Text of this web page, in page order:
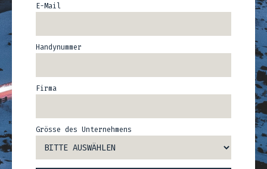
E-Mail
Handynummer
Firma
Grösse des Unternehmens